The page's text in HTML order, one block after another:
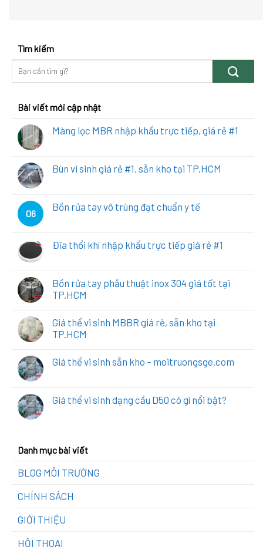
Tìm kiếm
Bài viết mới cập nhật
Màng lọc MBR nhập khẩu trực tiếp, giá rẻ #1
Bùn vi sinh giá rẻ #1, sẵn kho tại TP.HCM
06
Bồn rửa tay vô trùng đạt chuẩn y tế
Đĩa thổi khí nhập khẩu trực tiếp giá rẻ #1
Bồn rửa tay phẫu thuật inox 304 giá tốt tại
TP.HCM
Giá thể vi sinh MBBR giá rẻ, sẵn kho tại
TP.HCM
Giá thể vi sinh sẵn kho – moitruongsge.com
Giá thể vi sinh dạng cầu D50 có gì nổi bật?
Danh mục bài viết
BLOG MÔI TRƯỜNG
CHÍNH SÁCH
GIỚI THIỆU
HỘI THOẠI